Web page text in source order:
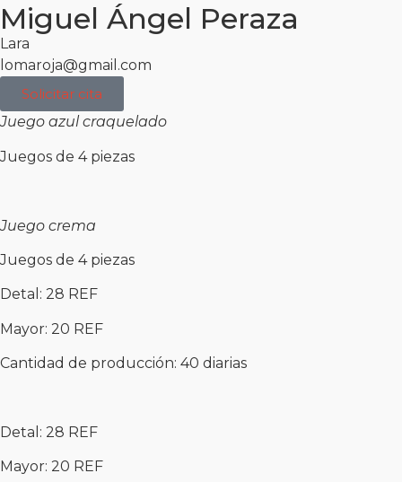
Miguel Ángel Peraza
Lara
lomaroja@gmail.com
Solicitar cita
Juego azul craquelado
Juegos de 4 piezas
Juego crema
Juegos de 4 piezas
Detal: 28 REF
Mayor: 20 REF
Cantidad de producción: 40 diarias
Detal: 28 REF
Mayor: 20 REF